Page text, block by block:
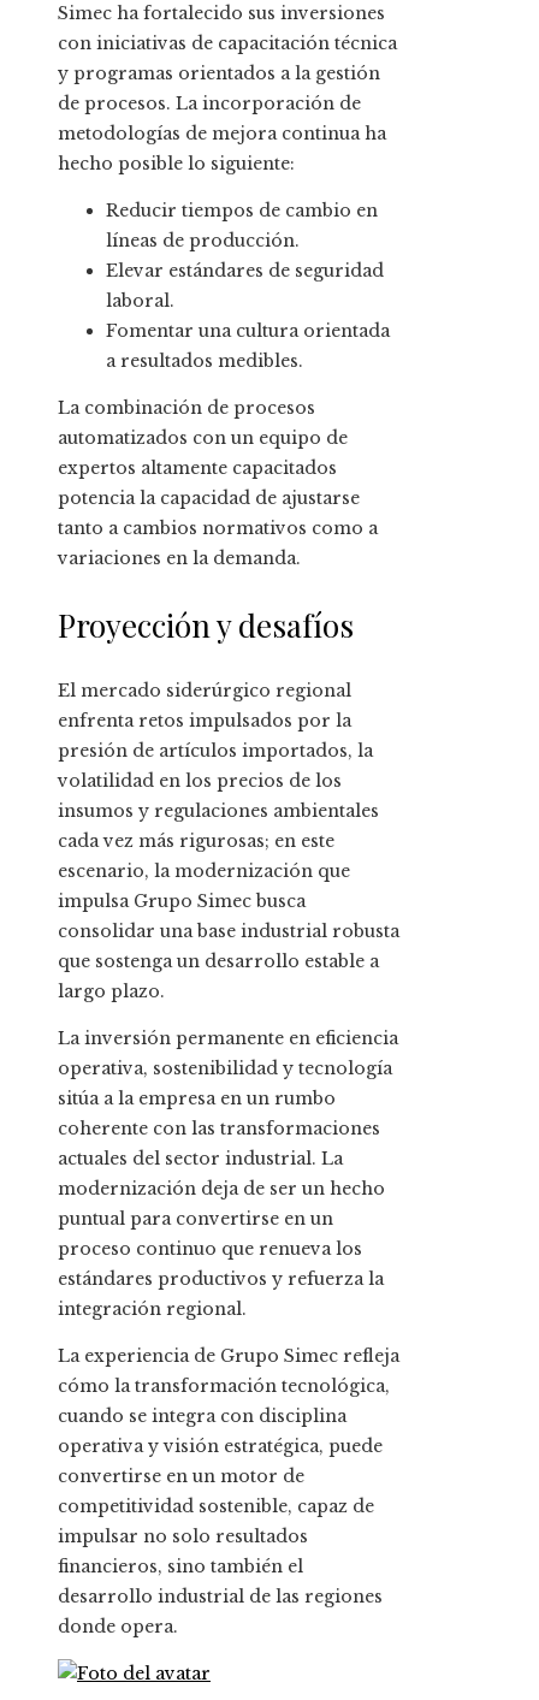
Simec ha fortalecido sus inversiones
con iniciativas de capacitación técnica
y programas orientados a la gestión
de procesos. La incorporación de
metodologías de mejora continua ha
hecho posible lo siguiente:
Reducir tiempos de cambio en
líneas de producción.
Elevar estándares de seguridad
laboral.
Fomentar una cultura orientada
a resultados medibles.
La combinación de procesos
automatizados con un equipo de
expertos altamente capacitados
potencia la capacidad de ajustarse
tanto a cambios normativos como a
variaciones en la demanda.
Proyección y desafíos
El mercado siderúrgico regional
enfrenta retos impulsados por la
presión de artículos importados, la
volatilidad en los precios de los
insumos y regulaciones ambientales
cada vez más rigurosas; en este
escenario, la modernización que
impulsa Grupo Simec busca
consolidar una base industrial robusta
que sostenga un desarrollo estable a
largo plazo.
La inversión permanente en eficiencia
operativa, sostenibilidad y tecnología
sitúa a la empresa en un rumbo
coherente con las transformaciones
actuales del sector industrial. La
modernización deja de ser un hecho
puntual para convertirse en un
proceso continuo que renueva los
estándares productivos y refuerza la
integración regional.
La experiencia de Grupo Simec refleja
cómo la transformación tecnológica,
cuando se integra con disciplina
operativa y visión estratégica, puede
convertirse en un motor de
competitividad sostenible, capaz de
impulsar no solo resultados
financieros, sino también el
desarrollo industrial de las regiones
donde opera.